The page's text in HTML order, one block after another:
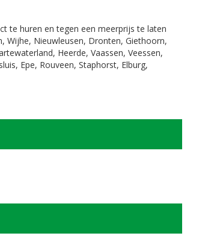
te huren en tegen een meerprijs te laten
Wijhe, Nieuwleusen, Dronten, Giethoorn,
Heerde, Vaassen, Veessen,
Epe, Rouveen, Staphorst, Elburg,